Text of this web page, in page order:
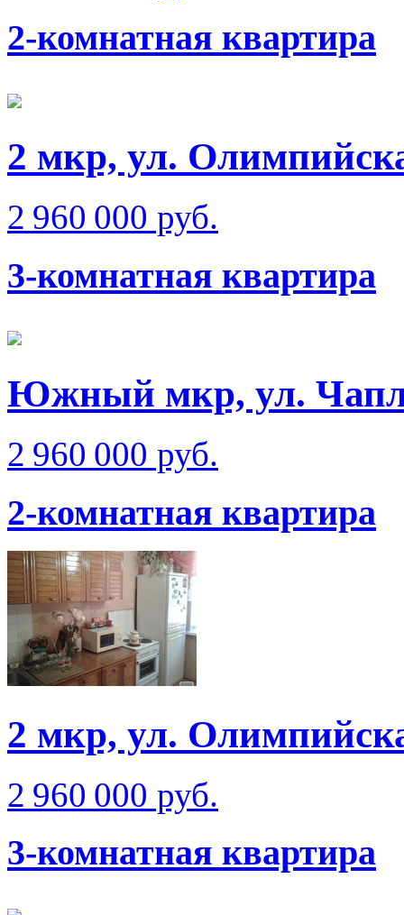
2-комнатная квартира
2 мкр, ул.
2 960 000 руб.
3-комнатная квартира
Южный мкр, ул.
2 960 000 руб.
2-комнатная квартира
2 мкр, ул.
2 960 000 руб.
3-комнатная квартира